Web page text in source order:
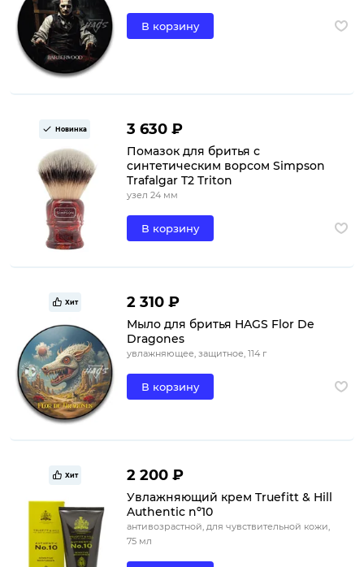
В корзину
Новинка 3 630 ₽
Помазок для бритья с
синтетическим ворсом Simpson
Trafalgar T2 Triton
узел 24 мм
В корзину
Хит 2 310 ₽
Мыло для бритья HAGS Flor De
Dragones
увлажняющее, защитное, 114 г
В корзину
Хит 2 200 ₽
Увлажняющий крем Truefitt & Hill
Authentic nº10
антивозрастной, для чувствительной кожи,
75 мл